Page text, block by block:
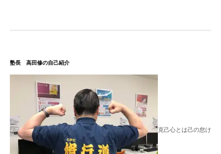
塾長 高田修の自己紹介
克己心とは己の怠け